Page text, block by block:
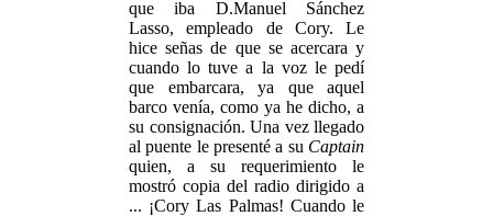
que iba D.Manuel Sánchez
Lasso, empleado de Cory. Le
hice señas de que se acercara y
cuando lo tuve a la voz le pedí
que embarcara, ya que aquel
barco venía, como ya he dicho, a
su consignación. Una vez llegado
al puente le presenté a su Captain
quien, a su requerimiento le
mostró copia del radio dirigido a
... ¡Cory Las Palmas! Cuando le